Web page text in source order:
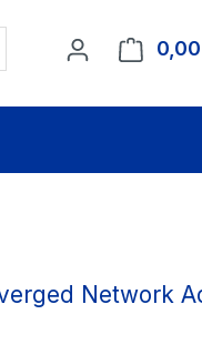
Network